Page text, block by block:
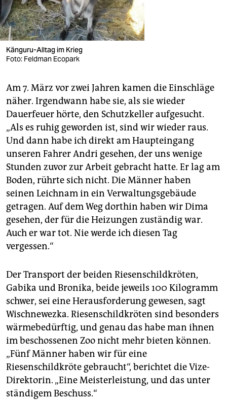
Känguru-Alltag im Krieg
Foto: Feldman Ecopark
Am 7. März vor zwei Jahren kamen die Einschläge
näher. Irgendwann habe sie, als sie wieder
Dauerfeuer hörte, den Schutzkeller aufgesucht.
„Als es ruhig geworden ist, sind wir wieder raus.
Und dann habe ich direkt am Haupteingang
unseren Fahrer Andri gesehen, der uns wenige
Stunden zuvor zur Arbeit gebracht hatte. Er lag am
Boden, rührte sich nicht. Die Männer haben
seinen Leichnam in ein Verwaltungsgebäude
getragen. Auf dem Weg dorthin haben wir Dima
gesehen, der für die Heizungen zuständig war.
Auch er war tot. Nie werde ich diesen Tag
vergessen.“
Der Transport der beiden Riesenschildkröten,
Gabika und Bronika, beide jeweils 100 Kilogramm
schwer, sei eine Herausforderung gewesen, sagt
Wischnewezka. Riesenschildkröten sind besonders
wärmebedürftig, und genau das habe man ihnen
im beschossenen Zoo nicht mehr bieten können.
„Fünf Männer haben wir für eine
Riesenschildkröte gebraucht“, berichtet die Vize-
Direktorin. „Eine Meisterleistung, und das unter
ständigem Beschuss.“